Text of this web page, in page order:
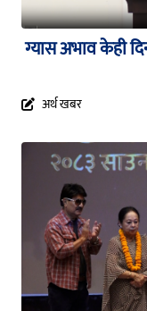
ग्यास अभाव केही
अर्थ खबर